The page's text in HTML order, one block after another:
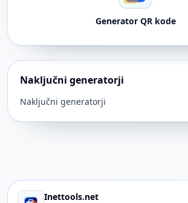
Generator QR kode
Naključni generatorji
Naključni generatorji
Inettools.net